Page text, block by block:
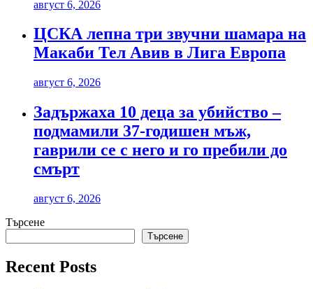
август 6, 2026
ЦСКА лепна три звучни шамара на
Макаби Тел Авив в Лига Европа
август 6, 2026
Задържаха 10 деца за убийство –
подмамили 37-годишен мъж,
гаврили се с него и го пребили до
смърт
август 6, 2026
Търсене
Търсене
Recent Posts